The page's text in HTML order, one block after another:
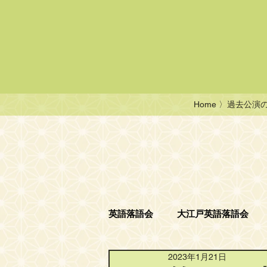
Home 〉過去公演
英語落語会 大江戸英語落語会
ニコニコ英語落語会
2023年1月21日